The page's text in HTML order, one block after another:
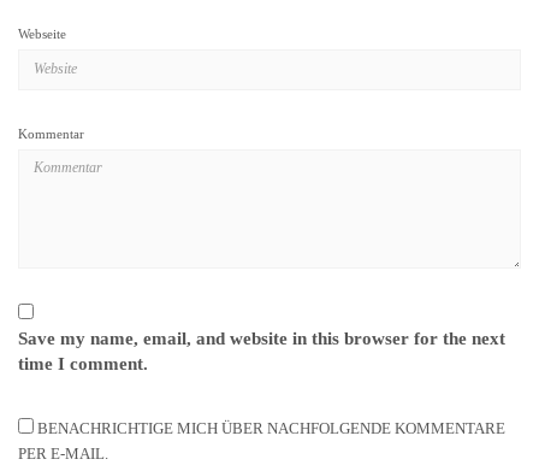
Webseite
Kommentar
Save my name, email, and website in this browser for the next
time I comment.
BENACHRICHTIGE MICH ÜBER NACHFOLGENDE KOMMENTARE
PER E-MAIL.